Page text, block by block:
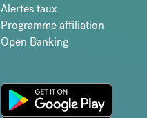
Alertes taux
Programme affiliation
Open Banking